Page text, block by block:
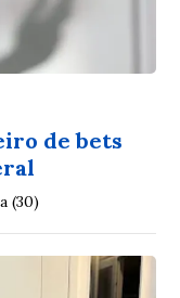
de bets
(30)